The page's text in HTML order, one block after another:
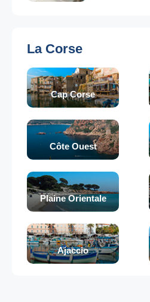
La Corse
Cap Corse
Côte Ouest
Plaine Orientale
Ajaccio